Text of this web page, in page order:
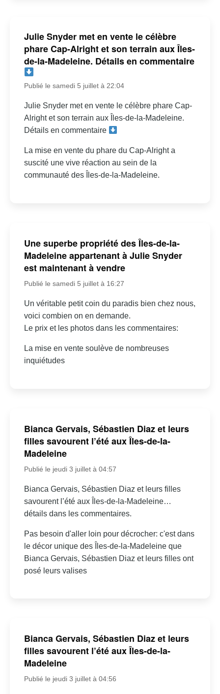
Julie Snyder met en vente le célèbre
phare Cap-Alright et son terrain aux Îles-
de-la-Madeleine. Détails en commentaire
Publié le samedi 5 juillet à 22:04
Julie Snyder met en vente le célèbre phare Cap-
Alright et son terrain aux Îles-de-la-Madeleine.
Détails en commentaire
La mise en vente du phare du Cap-Alright a
suscité une vive réaction au sein de la
communauté des Îles-de-la-Madeleine.
Une superbe propriété des Îles-de-la-
Madeleine appartenant à Julie Snyder
est maintenant à vendre
Publié le samedi 5 juillet à 16:27
Un véritable petit coin du paradis bien chez nous,
voici combien on en demande.
Le prix et les photos dans les commentaires:
La mise en vente soulève de nombreuses
inquiétudes
Bianca Gervais, Sébastien Diaz et leurs
filles savourent l’été aux Îles-de-la-
Madeleine
Publié le jeudi 3 juillet à 04:57
Bianca Gervais, Sébastien Diaz et leurs filles
savourent l’été aux Îles-de-la-Madeleine…
détails dans les commentaires.
Pas besoin d'aller loin pour décrocher: c'est dans
le décor unique des Îles-de-la-Madeleine que
Bianca Gervais, Sébastien Diaz et leurs filles ont
posé leurs valises
Bianca Gervais, Sébastien Diaz et leurs
filles savourent l’été aux Îles-de-la-
Madeleine
Publié le jeudi 3 juillet à 04:56